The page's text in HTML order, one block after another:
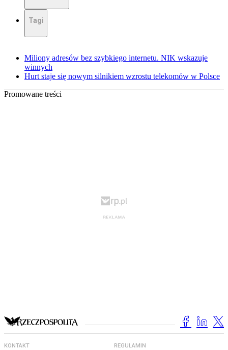
Tagi
Miliony adresów bez szybkiego internetu. NIK wskazuje
winnych
Hurt staje się nowym silnikiem wzrostu telekomów w Polsce
Promowane treści
KONTAKT REGULAMIN